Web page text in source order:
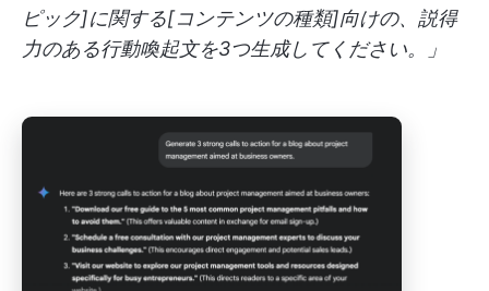
ピック]に関する[コンテンツの種類]向けの、説得
力のある行動喚起文を3つ生成してください。」